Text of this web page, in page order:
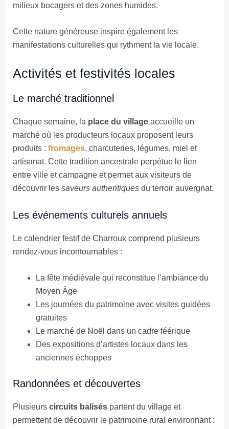
milieux bocagers et des zones humides.
Cette nature généreuse inspire également les
manifestations culturelles qui rythment la vie locale.
Activités et festivités locales
Le marché traditionnel
Chaque semaine, la place du villageaccueille un
marché où les producteurs locaux proposent leurs
produits : fromages, charcuteries, légumes, miel et
artisanat. Cette tradition ancestrale perpétue le lien
entre ville et campagne et permet aux visiteurs de
découvrir les saveurs authentiquesdu terroir auvergnat.
Les événements culturels annuels
Le calendrier festif de Charroux comprend plusieurs
rendez-vous incontournables :
La fête médiévale qui reconstitue l’ambiance du
Moyen Âge
Les journées du patrimoine avec visites guidées
gratuites
Le marché de Noël dans un cadre féérique
Des expositions d’artistes locaux dans les
anciennes échoppes
Randonnées et découvertes
Plusieurs circuits baliséspartent du village et
permettent de découvrir le patrimoine rural environnant :